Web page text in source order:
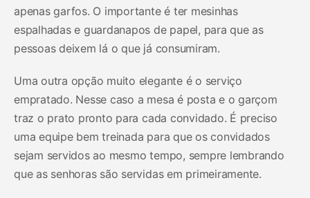
apenas garfos. O importante é ter mesinhas
espalhadas e guardanapos de papel, para que as
pessoas deixem lá o que já consumiram.
Uma outra opção muito elegante é o serviço
empratado. Nesse caso a mesa é posta e o garçom
traz o prato pronto para cada convidado. É preciso
uma equipe bem treinada para que os convidados
sejam servidos ao mesmo tempo, sempre lembrando
que as senhoras são servidas em primeiramente.